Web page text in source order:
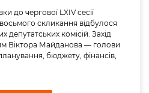
до чергової LXIV сесії
скликання відбулося
депутатських комісій. Захід
Віктора Майданова — голови
бюджету, фінансів,